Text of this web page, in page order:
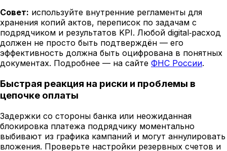
Совет: используйте внутренние регламенты для
хранения копий актов, переписок по задачам с
подрядчиком и результатов KPI. Любой digital‑расход
должен не просто быть подтверждён — его
эффективность должна быть оцифрована в понятных
документах. Подробнее — на сайте ФНС России.
Быстрая реакция на риски и проблемы в
цепочке оплаты
Задержки со стороны банка или неожиданная
блокировка платежа подрядчику моментально
выбивают из графика кампаний и могут аннулировать
вложения. Проверьте настройки резервных счетов и